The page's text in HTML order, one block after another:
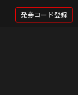
発券コード登録